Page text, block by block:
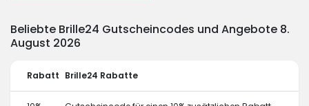
Beliebte Brille24 Gutscheincodes und Angebote 8.
August 2026
Rabatt Brille24 Rabatte